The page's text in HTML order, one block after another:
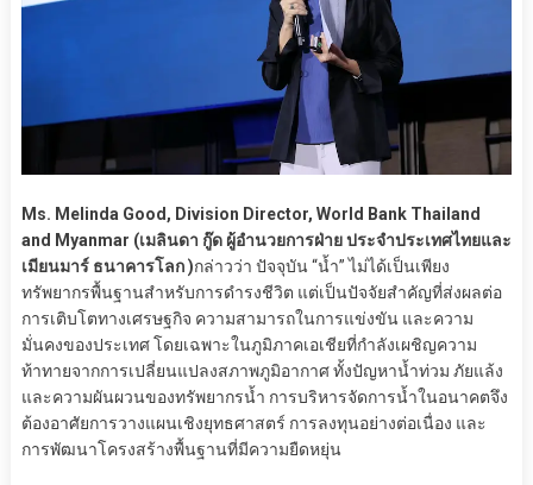
Ms. Melinda Good, Division Director, World Bank Thailand
and Myanmar (เมลินดา กู๊ด ผู้อำนวยการฝ่าย ประจำประเทศไทยและ
เมียนมาร์ ธนาคารโลก )กล่าวว่า ปัจจุบัน “น้ำ” ไม่ได้เป็นเพียง
ทรัพยากรพื้นฐานสำหรับการดำรงชีวิต แต่เป็นปัจจัยสำคัญที่ส่งผลต่อ
การเติบโตทางเศรษฐกิจ ความสามารถในการแข่งขัน และความ
มั่นคงของประเทศ โดยเฉพาะในภูมิภาคเอเชียที่กำลังเผชิญความ
ท้าทายจากการเปลี่ยนแปลงสภาพภูมิอากาศ ทั้งปัญหาน้ำท่วม ภัยแล้ง
และความผันผวนของทรัพยากรน้ำ การบริหารจัดการน้ำในอนาคตจึง
ต้องอาศัยการวางแผนเชิงยุทธศาสตร์ การลงทุนอย่างต่อเนื่อง และ
การพัฒนาโครงสร้างพื้นฐานที่มีความยืดหยุ่น